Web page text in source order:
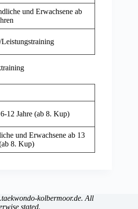
und Erwachsene ab
12 Jahre (ab 8. Kup)
und Erwachsene ab 13
8. Kup)
kolbermoor.de. All
stated.